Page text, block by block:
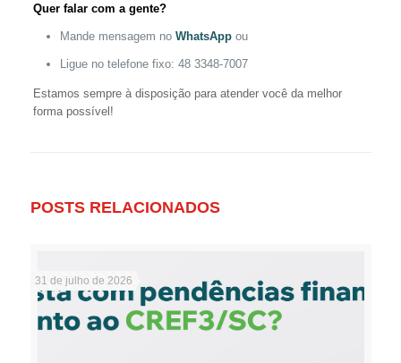
Quer falar com a gente?
Mande mensagem noWhatsApp ou
Ligue no telefone fixo: 48 3348-7007
Estamos sempre à disposição para atender você da melhor
forma possível!
POSTS RELACIONADOS
31 de julho de 2026